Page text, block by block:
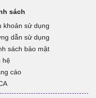
sách
khoản sử dụng
dẫn sử dụng
sách bảo mật
hệ
cáo